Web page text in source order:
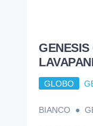
GENESIS
GLOBO
BIANCO ●